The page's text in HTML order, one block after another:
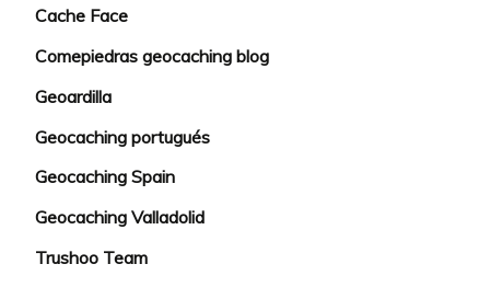
Cache Face
Comepiedras geocaching blog
Geoardilla
Geocaching portugués
Geocaching Spain
Geocaching Valladolid
Trushoo Team